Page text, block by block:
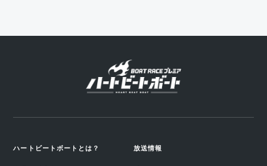
ハートビートボートとは？ 放送情報